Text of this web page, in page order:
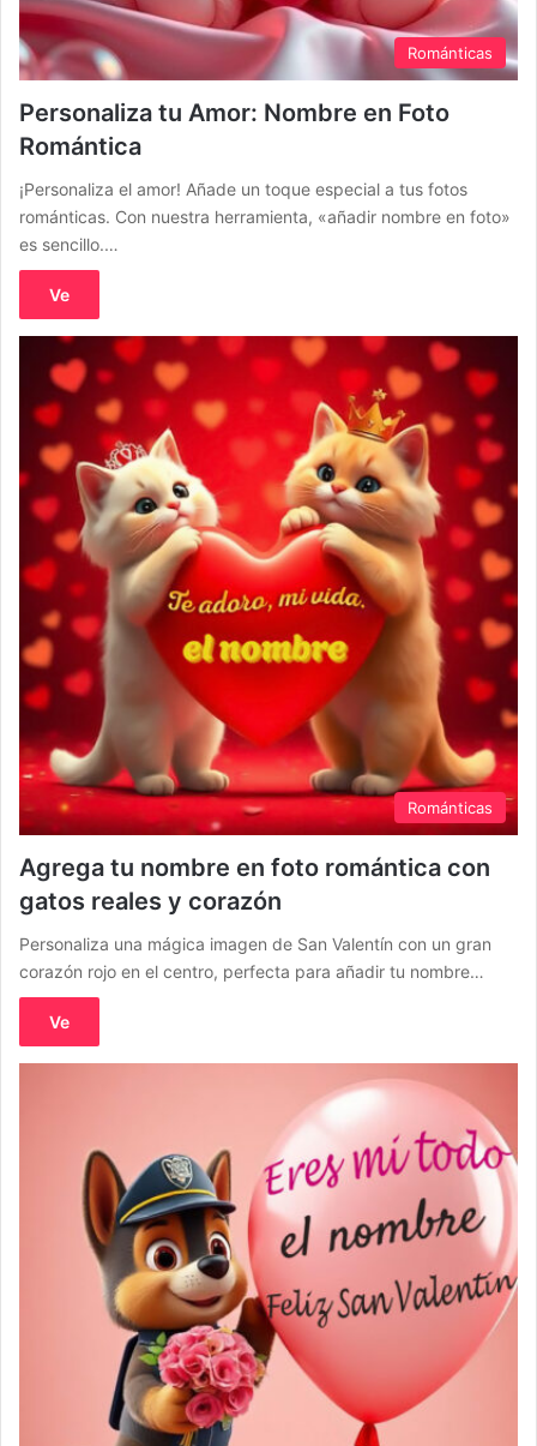
Románticas
Personaliza tu Amor: Nombre en Foto
Romántica
¡Personaliza el amor! Añade un toque especial a tus fotos
románticas. Con nuestra herramienta, «añadir nombre en foto»
es sencillo.…
Ve
Románticas
Agrega tu nombre en foto romántica con
gatos reales y corazón
Personaliza una mágica imagen de San Valentín con un gran
corazón rojo en el centro, perfecta para añadir tu nombre…
Ve